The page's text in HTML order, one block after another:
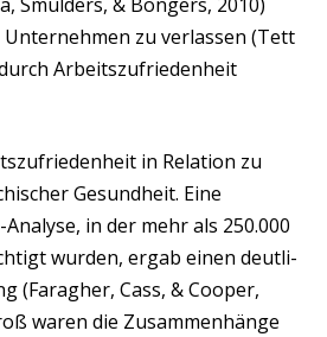
Unter­neh­men zu ver­las­sen (Tett
Arbeits­zu­frie­den­heit
in Rela­ti­on zu
Gesund­heit. Eine
in der mehr als 250.000
wur­den, ergab einen deut­li­
(Farag­her, Cass, & Coo­per,
waren die Zusam­men­hän­ge